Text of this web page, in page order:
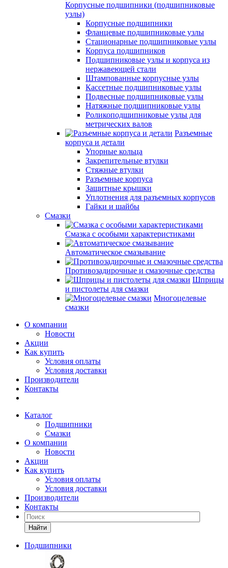
Корпусные подшипники (подшипниковые
узлы)
Корпусные подшипники
Фланцевые подшипниковые узлы
Стационарные подшипниковые узлы
Корпуса подшипников
Подшипниковые узлы и корпуса из
нержавеющей стали
Штампованные корпусные узлы
Кассетные подшипниковые узлы
Подвесные подшипниковые узлы
Натяжные подшипниковые узлы
Роликоподшипниковые узлы для
метрических валов
Разъемные
корпуса и детали
Упорные кольца
Закрепительные втулки
Стяжные втулки
Разъемные корпуса
Защитные крышки
Уплотнения для разъемных корпусов
Гайки и шайбы
Смазки
Смазка с особыми характеристиками
Автоматическое смазывание
Противозадирочные и смазочные средства
Шприцы
и пистолеты для смазки
Многоцелевые
смазки
О компании
Новости
Акции
Как купить
Условия оплаты
Условия доставки
Производители
Контакты
Каталог
Подшипники
Смазки
О компании
Новости
Акции
Как купить
Условия оплаты
Условия доставки
Производители
Контакты
Найти
Подшипники